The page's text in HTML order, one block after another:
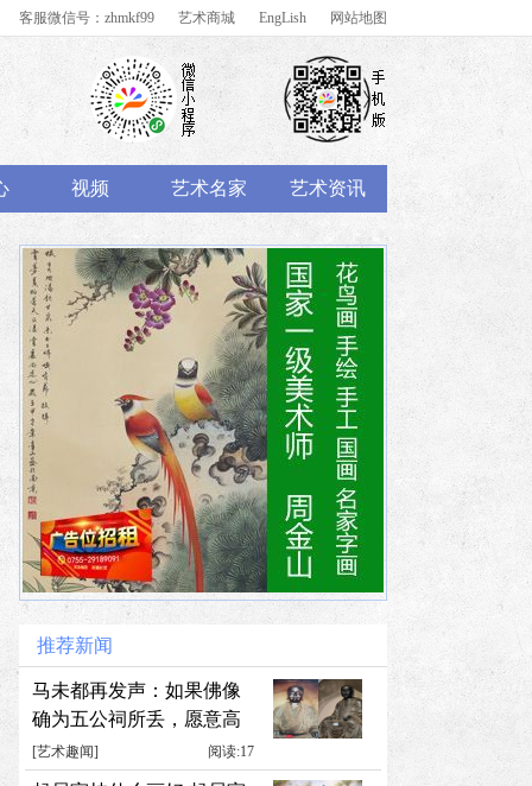
客服微信号：zhmkf99 艺术商城 EngLish 网站地图
视频 艺术名家 艺术资讯
推荐新闻
马未都再发声：如果佛像
确为五公祠所丢，愿意高
高兴兴送回
[艺术趣闻] 阅读:17